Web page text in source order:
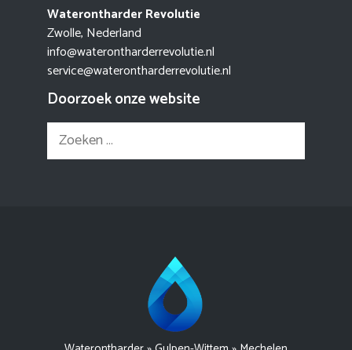
Waterontharder Revolutie
Zwolle, Nederland
info@waterontharderrevolutie.nl
service@waterontharderrevolutie.nl
Doorzoek onze website
Zoek
naar: